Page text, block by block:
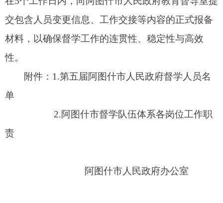
阿图什市人民政府办公室
2025年4月3日
第五届阿图什市人民政府督学人员名单
巩鹤市人大常委会教科文委工委主任
阿衣努尔·努尔买买提市人力资源和社会保障局